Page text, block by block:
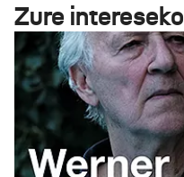
Zure